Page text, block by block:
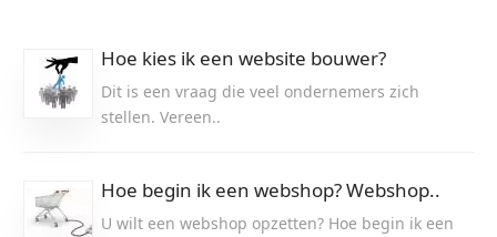
Hoe kies ik een website bouwer?
Dit is een vraag die veel ondernemers zich
stellen. Vereen..
Hoe begin ik een webshop? Webshop..
U wilt een webshop opzetten? Hoe begin ik een